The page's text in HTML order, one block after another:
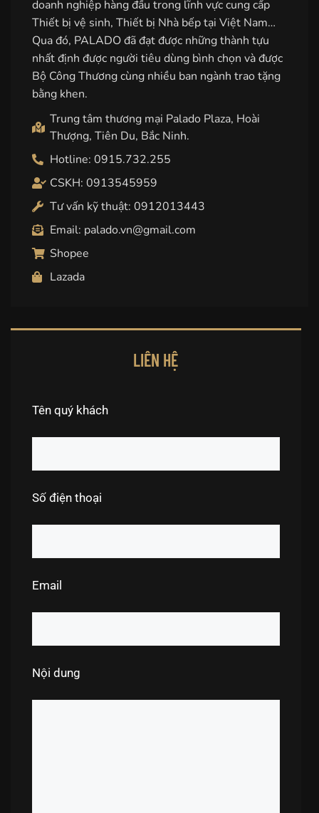
doanh nghiệp hàng đầu trong lĩnh vực cung cấp
Thiết bị vệ sinh, Thiết bị Nhà bếp tại Việt Nam…
Qua đó, PALADO đã đạt được những thành tựu
nhất định được người tiêu dùng bình chọn và được
Bộ Công Thương cùng nhiều ban ngành trao tặng
bằng khen.
Trung tâm thương mại Palado Plaza, Hoài
Thượng, Tiên Du, Bắc Ninh.
Hotline: 0915.732.255
CSKH: 0913545959
Tư vấn kỹ thuật: 0912013443
Email: palado.vn@gmail.com
Shopee
Lazada
LIÊN HỆ
Tên quý khách
Số điện thoại
Email
Nội dung